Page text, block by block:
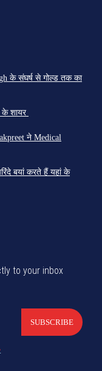
के संघर्ष से गोल्ड तक का
के शायर
ने Medical
बयां करते हैं यहां के
to your inbox
SUBSCRIBE
.